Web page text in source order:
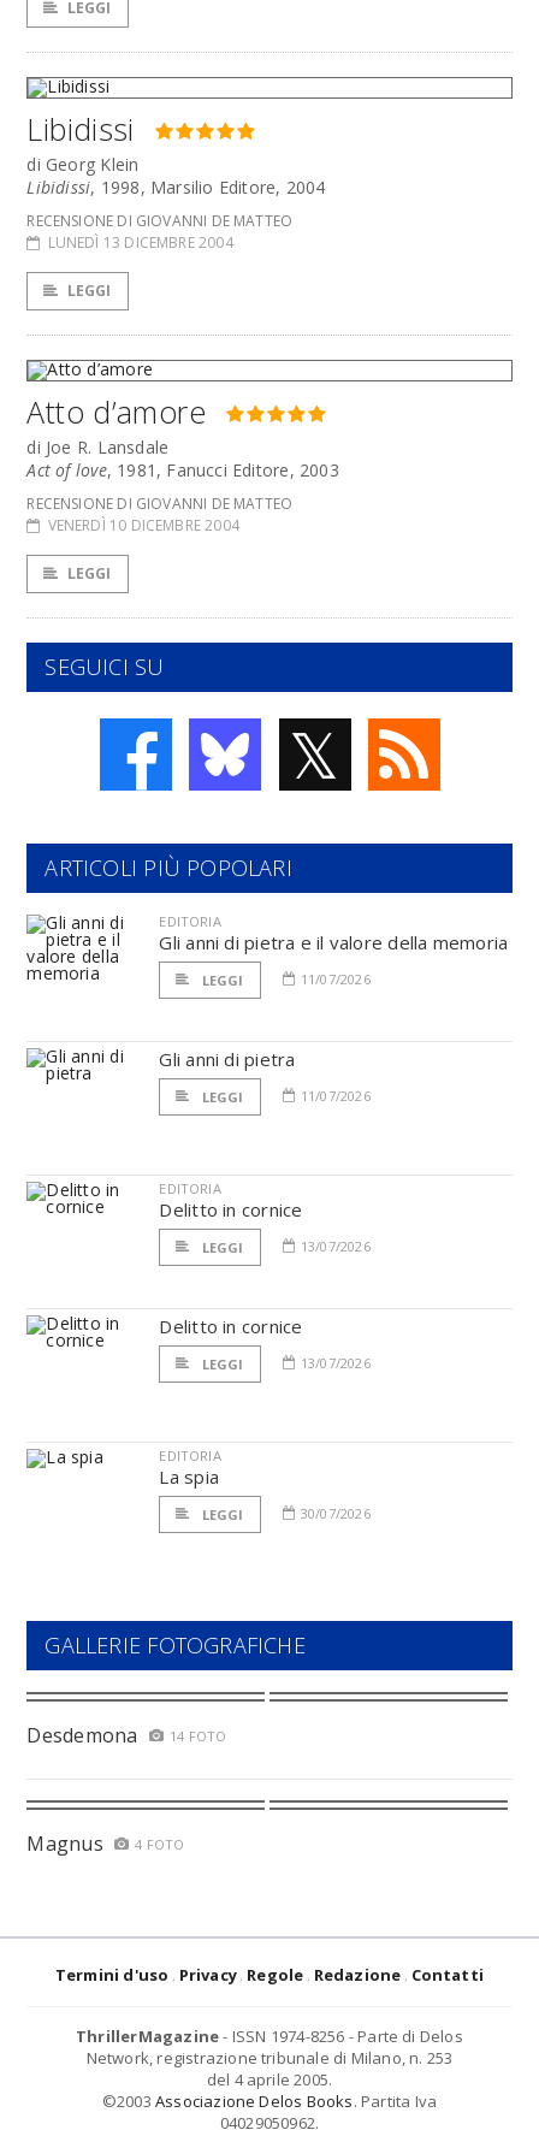
LEGGI
Libidissi
di Georg Klein
Libidissi, 1998, Marsilio Editore, 2004
RECENSIONE DI GIOVANNI DE MATTEO
LUNEDÌ 13 DICEMBRE 2004
LEGGI
Atto d’amore
di Joe R. Lansdale
Act of love, 1981, Fanucci Editore, 2003
RECENSIONE DI GIOVANNI DE MATTEO
VENERDÌ 10 DICEMBRE 2004
LEGGI
SEGUICI SU
𝕏
ARTICOLI PIÙ POPOLARI
EDITORIA
Gli anni di pietra e il valore della memoria
LEGGI 11/07/2026
Gli anni di pietra
LEGGI 11/07/2026
EDITORIA
Delitto in cornice
LEGGI 13/07/2026
Delitto in cornice
LEGGI 13/07/2026
EDITORIA
La spia
LEGGI 30/07/2026
GALLERIE FOTOGRAFICHE
Desdemona 14 FOTO
Magnus 4 FOTO
Termini d'uso Privacy Regole Redazione Contatti
ThrillerMagazine- ISSN 1974-8256 - Parte di Delos
Network, registrazione tribunale di Milano, n. 253
del 4 aprile 2005.
©2003 Associazione Delos Books. Partita Iva
04029050962.